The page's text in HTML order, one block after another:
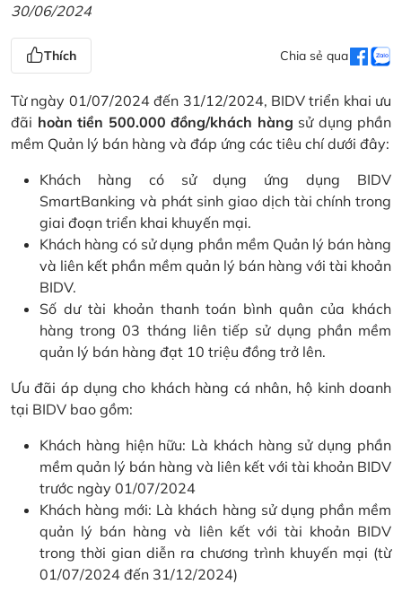
30/06/2024
Thích Chia sẻ qua
Từ ngày 01/07/2024 đến 31/12/2024, BIDV triển khai ưu
đãi hoàn tiền 500.000 đồng/khách hàng sử dụng phần
mềm Quản lý bán hàng và đáp ứng các tiêu chí dưới đây:
Khách hàng có sử dụng ứng dụng BIDV
SmartBanking và phát sinh giao dịch tài chính trong
giai đoạn triển khai khuyến mại.
Khách hàng có sử dụng phần mềm Quản lý bán hàng
và liên kết phần mềm quản lý bán hàng với tài khoản
BIDV.
Số dư tài khoản thanh toán bình quân của khách
hàng trong 03 tháng liên tiếp sử dụng phần mềm
quản lý bán hàng đạt 10 triệu đồng trở lên.
Ưu đãi áp dụng cho khách hàng cá nhân, hộ kinh doanh
tại BIDV bao gồm:
Khách hàng hiện hữu: Là khách hàng sử dụng phần
mềm quản lý bán hàng và liên kết với tài khoản BIDV
trước ngày 01/07/2024
Khách hàng mới: Là khách hàng sử dụng phần mềm
quản lý bán hàng và liên kết với tài khoản BIDV
trong thời gian diễn ra chương trình khuyến mại (từ
01/07/2024 đến 31/12/2024)